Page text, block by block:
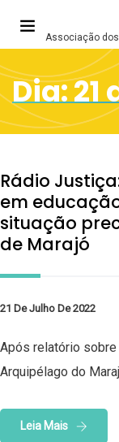
Associação dos
Dia:21
Rádio
em
situação
de Marajó
21 De Julho De 2022
Após relatório sobre
Arquipélago do
Leia Mais